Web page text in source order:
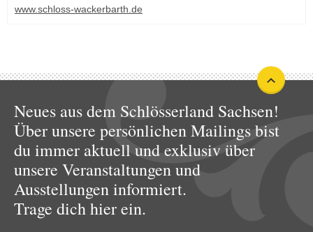
www.schloss-wackerbarth.de
Neues aus dem Schlösserland Sachsen!
Über unsere persönlichen Mailings bist
du immer aktuell und exklusiv über
unsere Veranstaltungen und
Ausstellungen informiert.
Trage dich hier ein.